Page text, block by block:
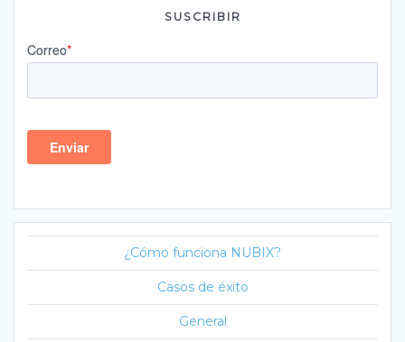
SUSCRIBIR
¿Cómo funciona NUBIX?
Casos de éxito
General